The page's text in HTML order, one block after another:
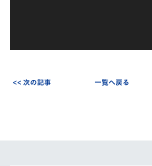
<< 次の記事 一覧へ戻る